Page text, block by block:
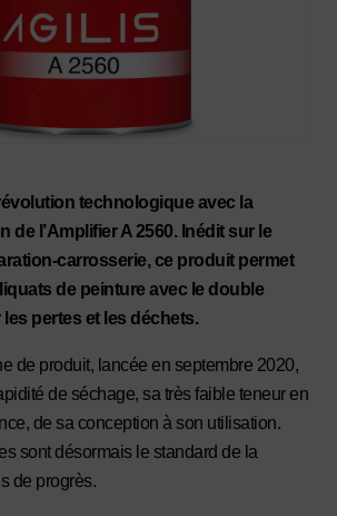
technologique avec la
de l’Amplifier A 2560. Inédit sur le
carrosserie, ce produit permet
de peinture avec le double
les pertes et les déchets.
de produit, lancée en septembre 2020,
de séchage, sa très faible teneur en
de sa conception à son utilisation.
sont désormais le standard de la
de progrès.